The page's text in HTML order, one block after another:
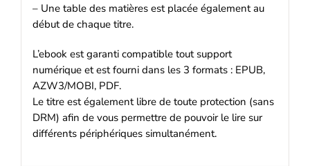
– Une table des matières est placée également au
début de chaque titre.
L’ebook est garanti compatible tout support
numérique et est fourni dans les 3 formats : EPUB,
AZW3/MOBI, PDF.
Le titre est également libre de toute protection (sans
DRM) afin de vous permettre de pouvoir le lire sur
différents périphériques simultanément.